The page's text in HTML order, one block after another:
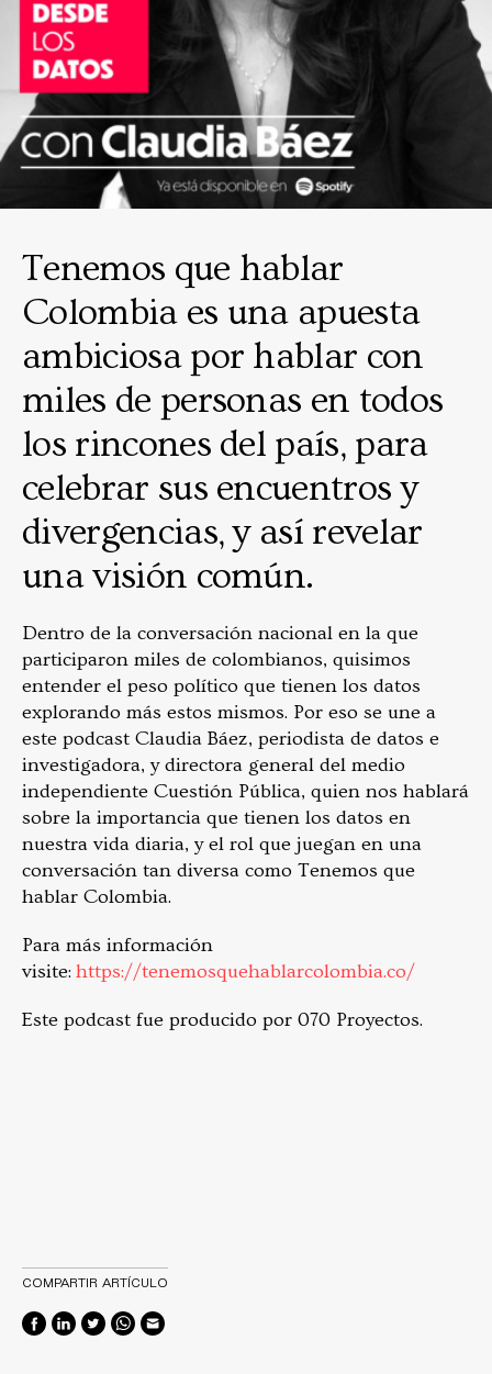
Tenemos que hablar
Colombia es una apuesta
ambiciosa por hablar con
miles de personas en todos
los rincones del país, para
celebrar sus encuentros y
divergencias, y así revelar
una visión común.
Dentro de la conversación nacional en la que
participaron miles de colombianos, quisimos
entender el peso político que tienen los datos
explorando más estos mismos. Por eso se une a
este podcast Claudia Báez, periodista de datos e
investigadora, y directora general del medio
independiente Cuestión Pública, quien nos hablará
sobre la importancia que tienen los datos en
nuestra vida diaria, y el rol que juegan en una
conversación tan diversa como Tenemos que
hablar Colombia.
Para más información
visite: https://tenemosquehablarcolombia.co/
Este podcast fue producido por 070 Proyectos.
COMPARTIR ARTÍCULO